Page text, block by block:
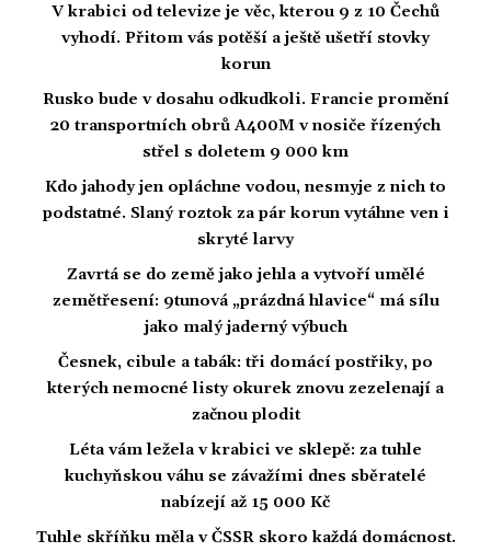
V krabici od televize je věc, kterou 9 z 10 Čechů
vyhodí. Přitom vás potěší a ještě ušetří stovky
korun
Rusko bude v dosahu odkudkoli. Francie promění
20 transportních obrů A400M v nosiče řízených
střel s doletem 9 000 km
Kdo jahody jen opláchne vodou, nesmyje z nich to
podstatné. Slaný roztok za pár korun vytáhne ven i
skryté larvy
Zavrtá se do země jako jehla a vytvoří umělé
zemětřesení: 9tunová „prázdná hlavice“ má sílu
jako malý jaderný výbuch
Česnek, cibule a tabák: tři domácí postřiky, po
kterých nemocné listy okurek znovu zezelenají a
začnou plodit
Léta vám ležela v krabici ve sklepě: za tuhle
kuchyňskou váhu se závažími dnes sběratelé
nabízejí až 15 000 Kč
Tuhle skříňku měla v ČSSR skoro každá domácnost.